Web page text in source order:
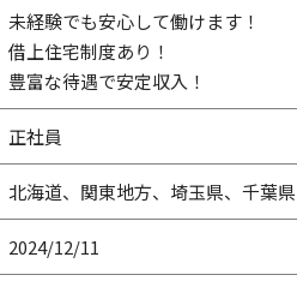
未経験でも安心して働けます！
借上住宅制度あり！
豊富な待遇で安定収入！
正社員
北海道、関東地方、埼玉県、千葉県
2024/12/11